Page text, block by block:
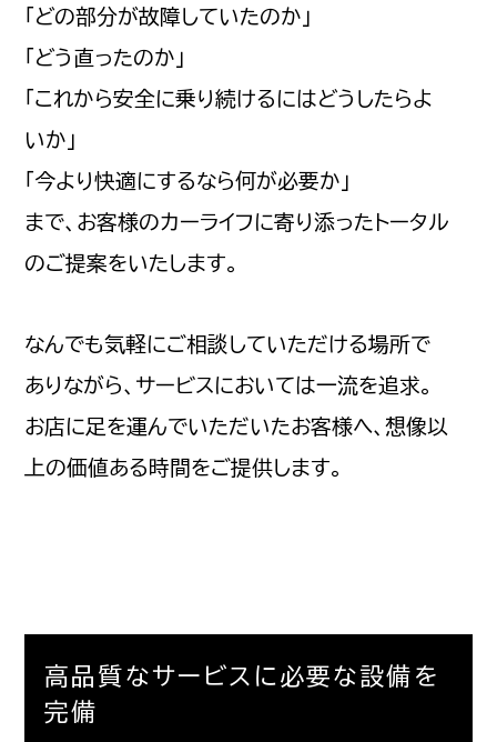
「どの部分が故障していたのか」
「どう直ったのか」
「これから安全に乗り続けるにはどうしたらよ
いか」
「今より快適にするなら何が必要か」
まで、お客様のカーライフに寄り添ったトータル
のご提案をいたします。
なんでも気軽にご相談していただける場所で
ありながら、サービスにおいては一流を追求。
お店に足を運んでいただいたお客様へ、想像以
上の価値ある時間をご提供します。
高品質なサービスに必要な設備を
完備